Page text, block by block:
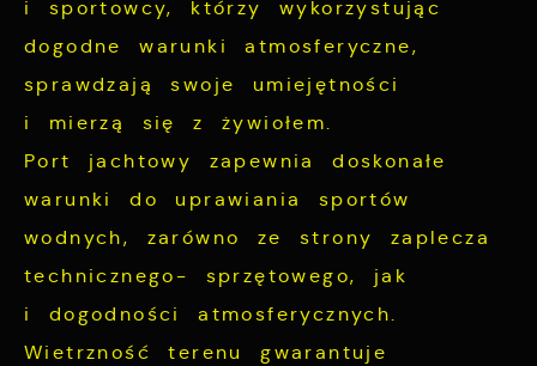
i sportowcy, którzy wykorzystując
dogodne warunki atmosferyczne,
sprawdzają swoje umiejętności
i mierzą się z żywiołem.
Port jachtowy zapewnia doskonałe
warunki do uprawiania sportów
wodnych, zarówno ze strony zaplecza
technicznego- sprzętowego, jak
i dogodności atmosferycznych.
Wietrzność terenu gwarantuje